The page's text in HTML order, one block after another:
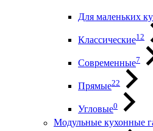
Для маленьких
Классические12
Современные7
Прямые22
Угловые0
Модульные кухонные